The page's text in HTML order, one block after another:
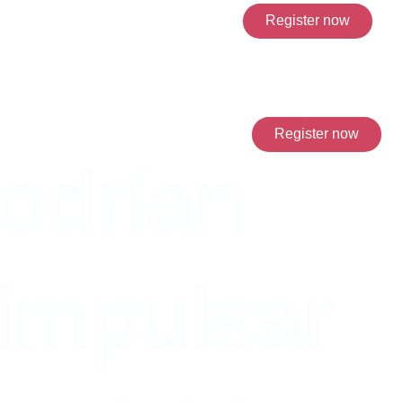
Register now
Register now
acerca del silli�n
estando ninos para